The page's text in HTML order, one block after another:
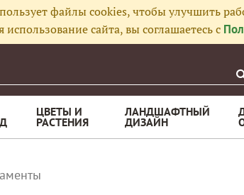
файлы cookies, чтобы улучшить
сайта, вы соглашаетесь с
ЦВЕТЫ И
РАСТЕНИЯ
ЛАНДШАФТНЫЙ
ДИЗАЙН